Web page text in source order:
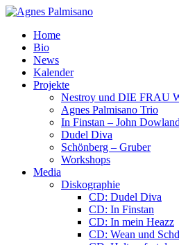
Home
Bio
News
Kalender
Projekte
Nestroy und DIE FRAU
Agnes Palmisano Trio
In Finstan – John Dowland
Dudel Diva
Schönberg – Gruber
Workshops
Media
Diskographie
CD: Dudel Diva
CD: In Finstan
CD: In mein Heazz
CD: Wean und